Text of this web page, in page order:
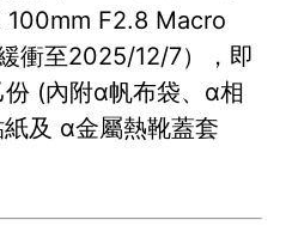
100mm F2.8 Macro
衝至2025/12/7），即
(內附α帆布袋、α相
及 α金屬熱靴蓋套